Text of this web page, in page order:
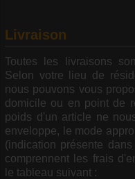
Livraison
Toutes les livraisons
Selon votre lieu de
nous pouvons vous
domicile ou en point de
poids d'un article ne
enveloppe, le mode
(indication présente
comprennent les frais
le tableau suivant :